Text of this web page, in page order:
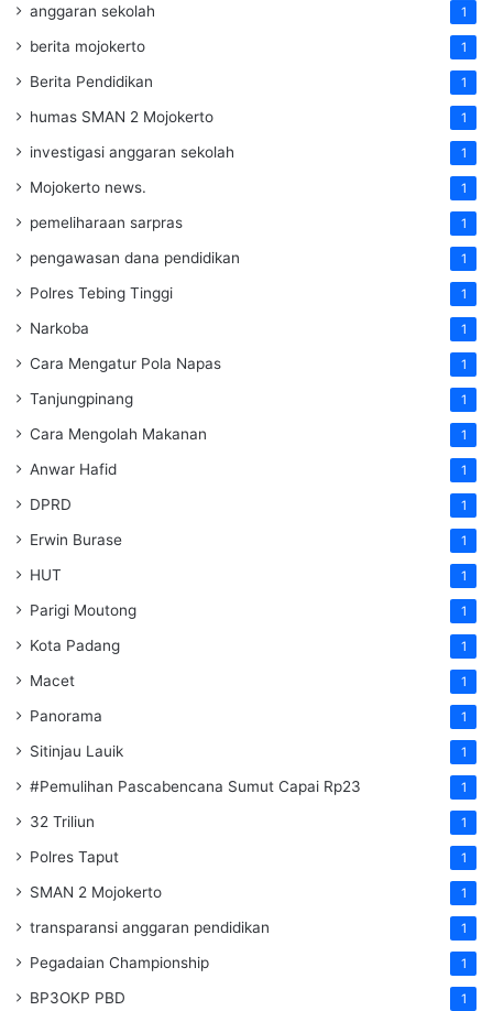
anggaran sekolah 1
berita mojokerto 1
Berita Pendidikan 1
humas SMAN 2 Mojokerto 1
investigasi anggaran sekolah 1
Mojokerto news. 1
pemeliharaan sarpras 1
pengawasan dana pendidikan 1
Polres Tebing Tinggi 1
Narkoba 1
Cara Mengatur Pola Napas 1
Tanjungpinang 1
Cara Mengolah Makanan 1
Anwar Hafid 1
DPRD 1
Erwin Burase 1
HUT 1
Parigi Moutong 1
Kota Padang 1
Macet 1
Panorama 1
Sitinjau Lauik 1
#Pemulihan Pascabencana Sumut Capai Rp23 1
32 Triliun 1
Polres Taput 1
SMAN 2 Mojokerto 1
transparansi anggaran pendidikan 1
Pegadaian Championship 1
BP3OKP PBD 1